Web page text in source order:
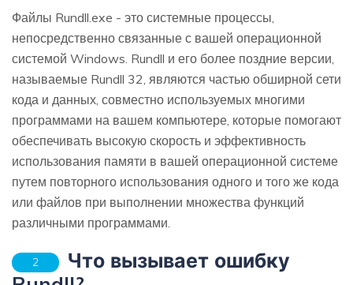
Файлы Rundll.exe - это системные процессы,
непосредственно связанные с вашей операционной
системой Windows. Rundll и его более поздние версии,
называемые Rundll 32, являются частью обширной сети
кода и данных, совместно используемых многими
программами на вашем компьютере, которые помогают
обеспечивать высокую скорость и эффективность
использования памяти в вашей операционной системе
путем повторного использования одного и того же кода
или файлов при выполнении множества функций
различными программами.
2
Что вызывает ошибку